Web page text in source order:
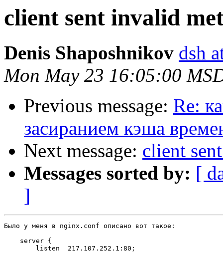
client sent invalid
Denis Shaposhnikov dsh
Mon May 23 16:05:00
Previous message: Re:
засиранием кэша
Next message: client
Messages sorted by: [
]
Было у меня в nginx.conf описано вот такое:
    server {
        listen  217.107.252.1:80;